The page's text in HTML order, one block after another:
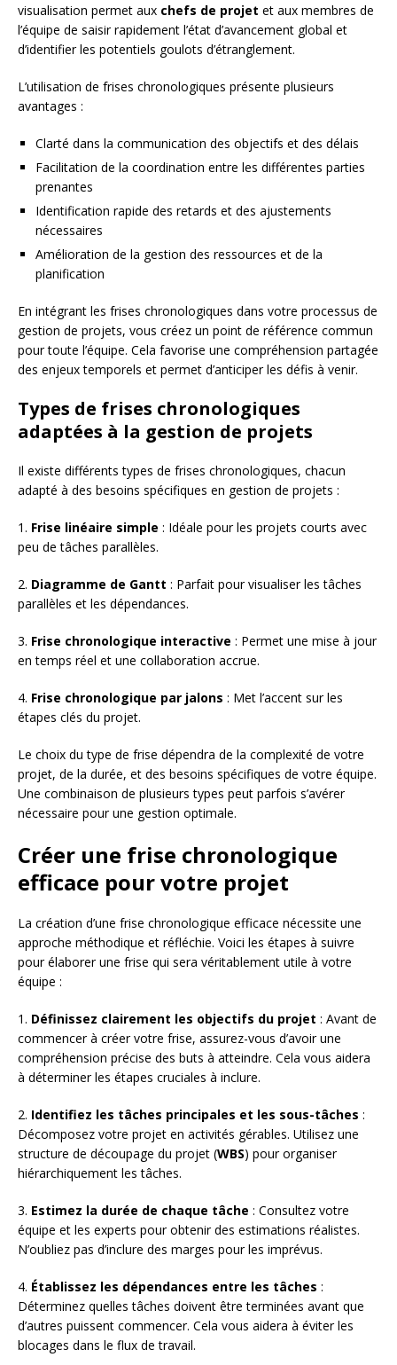
visualisation permet aux chefs de projet et aux membres de
l’équipe de saisir rapidement l’état d’avancement global et
d’identifier les potentiels goulots d’étranglement.
L’utilisation de frises chronologiques présente plusieurs
avantages :
Clarté dans la communication des objectifs et des délais
Facilitation de la coordination entre les différentes parties
prenantes
Identification rapide des retards et des ajustements
nécessaires
Amélioration de la gestion des ressources et de la
planification
En intégrant les frises chronologiques dans votre processus de
gestion de projets, vous créez un point de référence commun
pour toute l’équipe. Cela favorise une compréhension partagée
des enjeux temporels et permet d’anticiper les défis à venir.
Types de frises chronologiques
adaptées à la gestion de projets
Il existe différents types de frises chronologiques, chacun
adapté à des besoins spécifiques en gestion de projets :
1. Frise linéaire simple : Idéale pour les projets courts avec
peu de tâches parallèles.
2. Diagramme de Gantt : Parfait pour visualiser les tâches
parallèles et les dépendances.
3. Frise chronologique interactive : Permet une mise à jour
en temps réel et une collaboration accrue.
4. Frise chronologique par jalons : Met l’accent sur les
étapes clés du projet.
Le choix du type de frise dépendra de la complexité de votre
projet, de la durée, et des besoins spécifiques de votre équipe.
Une combinaison de plusieurs types peut parfois s’avérer
nécessaire pour une gestion optimale.
Créer une frise chronologique
efficace pour votre projet
La création d’une frise chronologique efficace nécessite une
approche méthodique et réfléchie. Voici les étapes à suivre
pour élaborer une frise qui sera véritablement utile à votre
équipe :
1. Définissez clairement les objectifs du projet : Avant de
commencer à créer votre frise, assurez-vous d’avoir une
compréhension précise des buts à atteindre. Cela vous aidera
à déterminer les étapes cruciales à inclure.
2. Identifiez les tâches principales et les sous-tâches :
Décomposez votre projet en activités gérables. Utilisez une
structure de découpage du projet (WBS) pour organiser
hiérarchiquement les tâches.
3. Estimez la durée de chaque tâche : Consultez votre
équipe et les experts pour obtenir des estimations réalistes.
N’oubliez pas d’inclure des marges pour les imprévus.
4. Établissez les dépendances entre les tâches :
Déterminez quelles tâches doivent être terminées avant que
d’autres puissent commencer. Cela vous aidera à éviter les
blocages dans le flux de travail.